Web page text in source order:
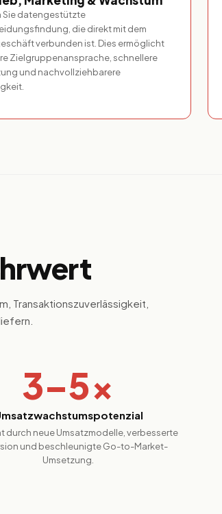
Sie datengestützte
die direkt mit dem
verbunden ist. Dies ermöglicht
Zielgruppenansprache, schnellere
und nachvollziehbarere
Transaktionszuverlässigkeit,
3–5×
durch neue Umsatzmodelle, verbesserte
und beschleunigte Go-to-Market-
Umsetzung.